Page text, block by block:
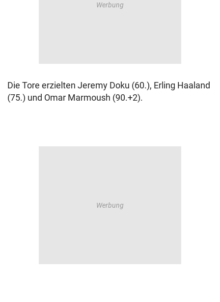
Die Tore erzielten Jeremy Doku (60.), Erling Haaland
(75.) und Omar Marmoush (90.+2).